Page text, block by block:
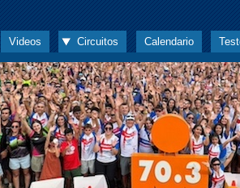
Videos Circuitos Calendario